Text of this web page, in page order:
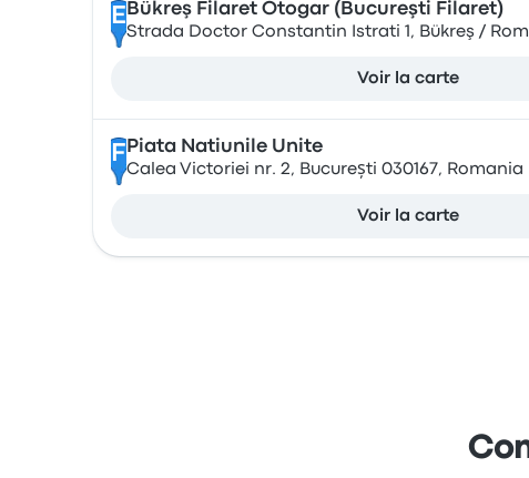
E Bükreş Filaret Otogar (Bucureşti Filaret)
Strada Doctor Constantin Istrati 1, Bükreş /
Voir la carte
F Piata Natiunile Unite
Calea Victoriei nr. 2, București 030167, Romania
Voir la carte